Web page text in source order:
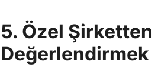
5. Özel Şirketten
Değerlendirmek